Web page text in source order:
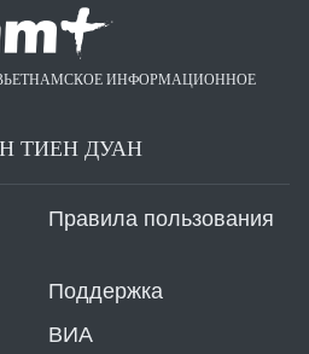
ИНФОРМАЦИОННОЕ
ТИЕН ДУАН
Правила пользования
Поддержка
ВИА